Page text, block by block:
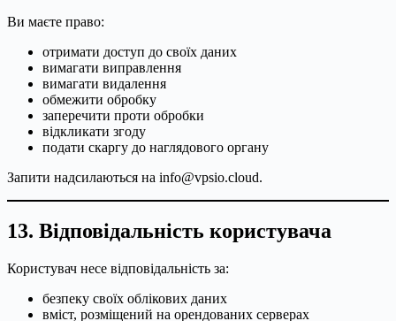
Ви маєте право:
отримати доступ до своїх даних
вимагати виправлення
вимагати видалення
обмежити обробку
заперечити проти обробки
відкликати згоду
подати скаргу до наглядового органу
Запити надсилаються на info@vpsio.cloud.
13. Відповідальність користувача
Користувач несе відповідальність за:
безпеку своїх облікових даних
вміст, розміщений на орендованих серверах